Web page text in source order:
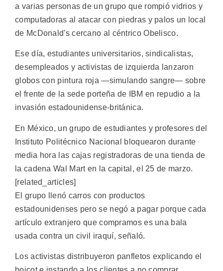
a varias personas de un grupo que rompió vidrios y
computadoras al atacar con piedras y palos un local
de McDonald's cercano al céntrico Obelisco.
Ese día, estudiantes universitarios, sindicalistas,
desempleados y activistas de izquierda lanzaron
globos con pintura roja —simulando sangre— sobre
el frente de la sede porteña de IBM en repudio a la
invasión estadounidense-británica.
En México, un grupo de estudiantes y profesores del
Instituto Politécnico Nacional bloquearon durante
media hora las cajas registradoras de una tienda de
la cadena Wal Mart en la capital, el 25 de marzo.
[related_articles]
El grupo llenó carros con productos
estadounidenses pero se negó a pagar porque cada
artículo extranjero que compramos es una bala
usada contra un civil iraquí, señaló.
Los activistas distribuyeron panfletos explicando el